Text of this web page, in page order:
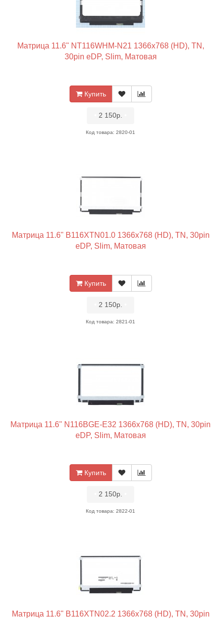
Матрица 11.6" NT116WHM-N21 1366x768 (HD), TN,
30pin eDP, Slim, Матовая
Купить
2 150р.
Код товара: 2820-01
Матрица 11.6" B116XTN01.0 1366x768 (HD), TN, 30pin
eDP, Slim, Матовая
Купить
2 150р.
Код товара: 2821-01
Матрица 11.6" N116BGE-E32 1366x768 (HD), TN, 30pin
eDP, Slim, Матовая
Купить
2 150р.
Код товара: 2822-01
Матрица 11.6" B116XTN02.2 1366x768 (HD), TN, 30pin